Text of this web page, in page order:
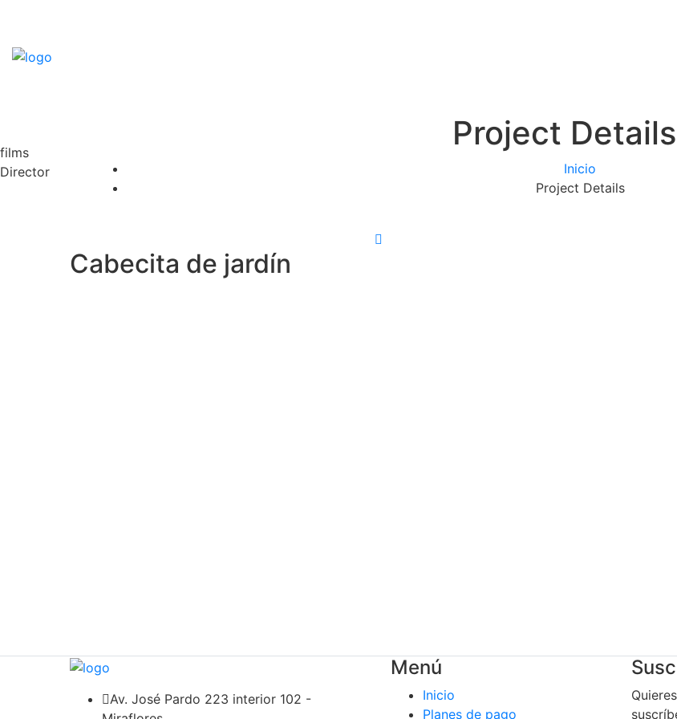
films
Director
Project Details
Inicio
Project Details
Cabecita de jardín
Av. José Pardo 223 interior 102 -
Menú
Inicio
Planes de pago